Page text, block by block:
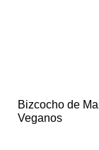
Bizcocho de
Veganos